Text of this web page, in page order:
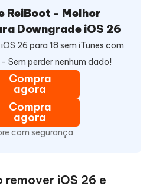
ReiBoot - Melhor
Downgrade iOS 26
26 para 18 sem iTunes com
Sem perder nenhum dado!
Compra
agora
Compra
agora
com segurança
remover iOS 26 e